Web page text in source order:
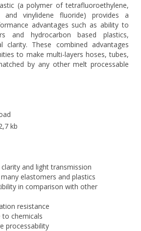
(a polymer of tetrafluoroethylene,
and vinylidene fluoride) provides a
advantages such as ability to
and hydrocarbon based plastics,
clarity. These combined advantages
to make multi-layers hoses, tubes,
by any other melt processable
kb
and light transmission
elastomers and plastics
in comparison with other
resistance
to chemicals
processability